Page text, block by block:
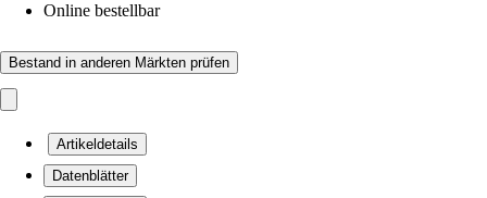
Online bestellbar
Bestand in anderen Märkten prüfen
Artikeldetails
Datenblätter